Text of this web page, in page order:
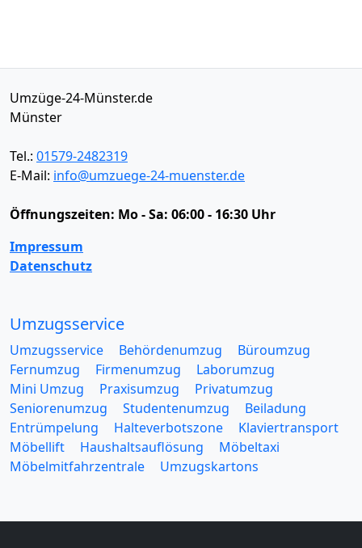
Umzüge-24-Münster.de
Münster
Tel.: 01579-2482319
E-Mail: info@umzuege-24-muenster.de
Öffnungszeiten: Mo - Sa: 06:00 - 16:30 Uhr
Impressum
Datenschutz
Umzugsservice
Umzugsservice Behördenumzug
Büroumzug
Fernumzug
Firmenumzug
Laborumzug
Mini Umzug
Praxisumzug
Privatumzug
Seniorenumzug
Studentenumzug
Beiladung
Entrümpelung
Halteverbotszone
Klaviertransport
Möbellift
Haushaltsauflösung
Möbeltaxi
Möbelmitfahrzentrale
Umzugskartons